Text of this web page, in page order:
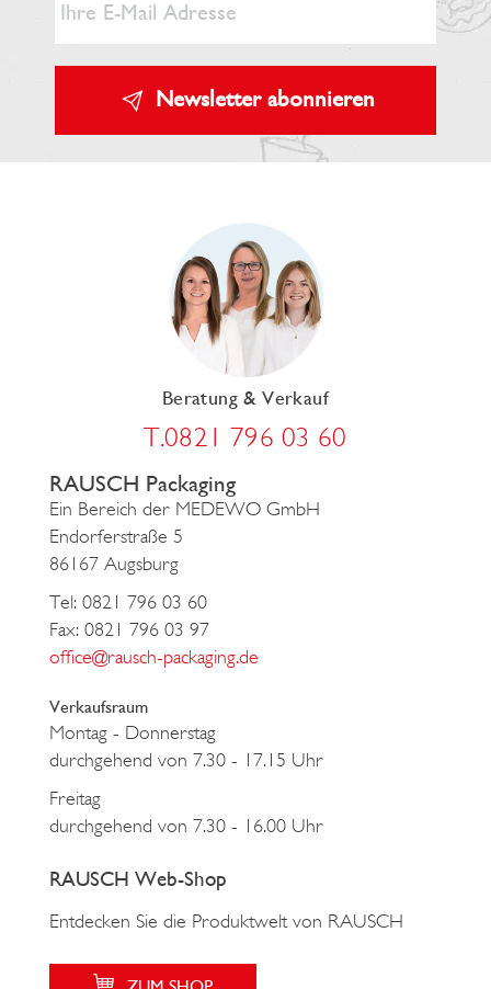
Newsletter abonnieren
Beratung & Verkauf
T.0821 796 03 60
RAUSCH Packaging
Ein Bereich der MEDEWO GmbH
Endorferstraße 5
86167 Augsburg
Tel: 0821 796 03 60
Fax: 0821 796 03 97
office@rausch-packaging.de
Verkaufsraum
Montag - Donnerstag
durchgehend von 7.30 - 17.15 Uhr
Freitag
durchgehend von 7.30 - 16.00 Uhr
RAUSCH Web-Shop
Entdecken Sie die Produktwelt von RAUSCH